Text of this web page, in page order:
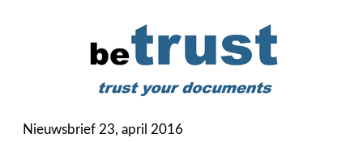
Nieuwsbrief 23, april 2016